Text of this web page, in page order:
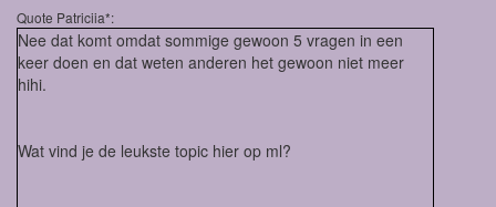
Quote Patriciia*:
Nee dat komt omdat sommige gewoon 5 vragen in een
keer doen en dat weten anderen het gewoon niet meer
hihi.
Wat vind je de leukste topic hier op ml?